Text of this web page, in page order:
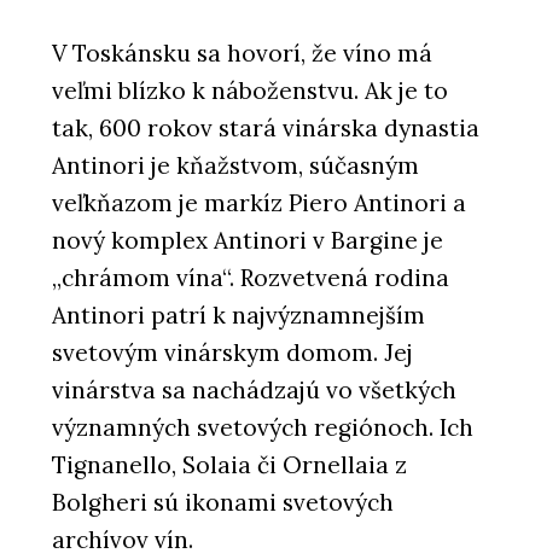
V Toskánsku sa hovorí, že víno má
veľmi blízko k náboženstvu. Ak je to
tak, 600 rokov stará vinárska dynastia
Antinori je kňažstvom, súčasným
veľkňazom je markíz Piero Antinori a
nový komplex Antinori v Bargine je
„chrámom vína“. Rozvetvená rodina
Antinori patrí k najvýznamnejším
svetovým vinárskym domom. Jej
vinárstva sa nachádzajú vo všetkých
významných svetových regiónoch. Ich
Tignanello, Solaia či Ornellaia z
Bolgheri sú ikonami svetových
archívov vín.